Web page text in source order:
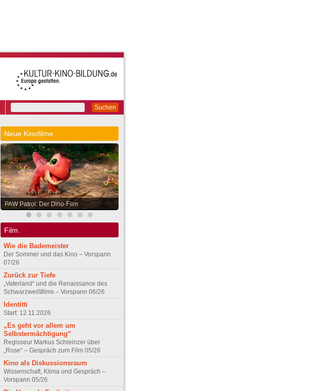
Suchen
Neue Kinofilme
PAW Patrol: Der Dino-Film
Film.
Wie die Bademeister
Der Sommer und das Kino – Vorspann
07/26
Zurück zur Tiefe
„Vaterland“ und die Renaissance des
Schwarzweißfilms – Vorspann 06/26
Identitti
Start: 12.11.2026
„Es geht vor allem um
Selbstermächtigung“
Regisseur Markus Schleinzer über
„Rose“ – Gespräch zum Film 05/26
Kino als Diskussionsraum
Wissenschaft, Klima und Gespräch –
Vorspann 05/26